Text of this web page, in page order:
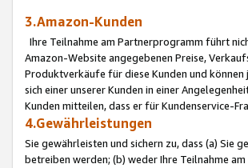
3.Amazon-Kunden
Ihre Teilnahme am Partnerprogramm führt
Amazon-Website angegebenen Preise,
Produktverkäufe für diese Kunden und
sich einer unserer Kunden in einer
Kunden mitteilen, dass er für Kundenservice-
4.Gewährleistungen
Sie gewährleisten und sichern zu, dass (a) Sie
betreiben werden; (b) weder Ihre Teilnahme